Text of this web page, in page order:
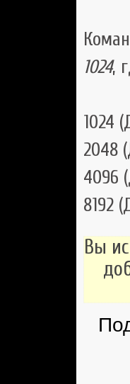
1024,
1024
2048
4096
8192
Вы